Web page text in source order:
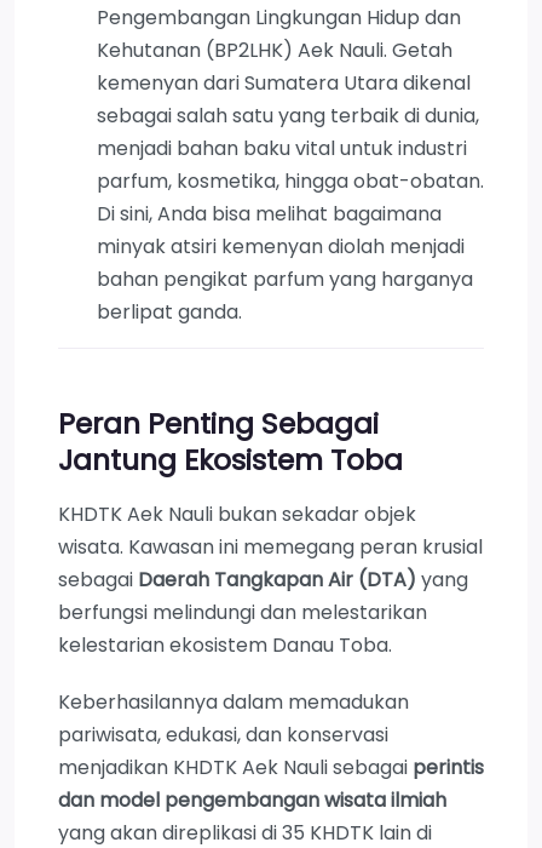
Pengembangan Lingkungan Hidup dan
Kehutanan (BP2LHK) Aek Nauli. Getah
kemenyan dari Sumatera Utara dikenal
sebagai salah satu yang terbaik di dunia,
menjadi bahan baku vital untuk industri
parfum, kosmetika, hingga obat-obatan.
Di sini, Anda bisa melihat bagaimana
minyak atsiri kemenyan diolah menjadi
bahan pengikat parfum yang harganya
berlipat ganda.
Peran Penting Sebagai
Jantung Ekosistem Toba
KHDTK Aek Nauli bukan sekadar objek
wisata. Kawasan ini memegang peran krusial
sebagai Daerah Tangkapan Air (DTA) yang
berfungsi melindungi dan melestarikan
kelestarian ekosistem Danau Toba.
Keberhasilannya dalam memadukan
pariwisata, edukasi, dan konservasi
menjadikan KHDTK Aek Nauli sebagai perintis
dan model pengembangan wisata ilmiah
yang akan direplikasi di 35 KHDTK lain di